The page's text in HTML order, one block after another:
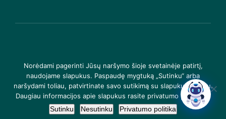
saugomos |Privatumo politika
Norėdami pagerinti Jūsų naršymo šioje svetainėje patirtį,
naudojame slapukus. Paspaudę mygtuką „Sutinku“ arba
naršydami toliau, patvirtinate savo sutikimą su slapukų įrašymu.
Daugiau informacijos apie slapukus rasite privatumo politikoje.
Sutinku
Nesutinku Privatumo politika